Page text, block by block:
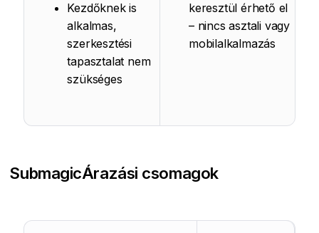
Kezdőknek is
alkalmas,
szerkesztési
tapasztalat nem
szükséges
keresztül érhető el
– nincs asztali vagy
mobilalkalmazás
SubmagicÁrazási csomagok